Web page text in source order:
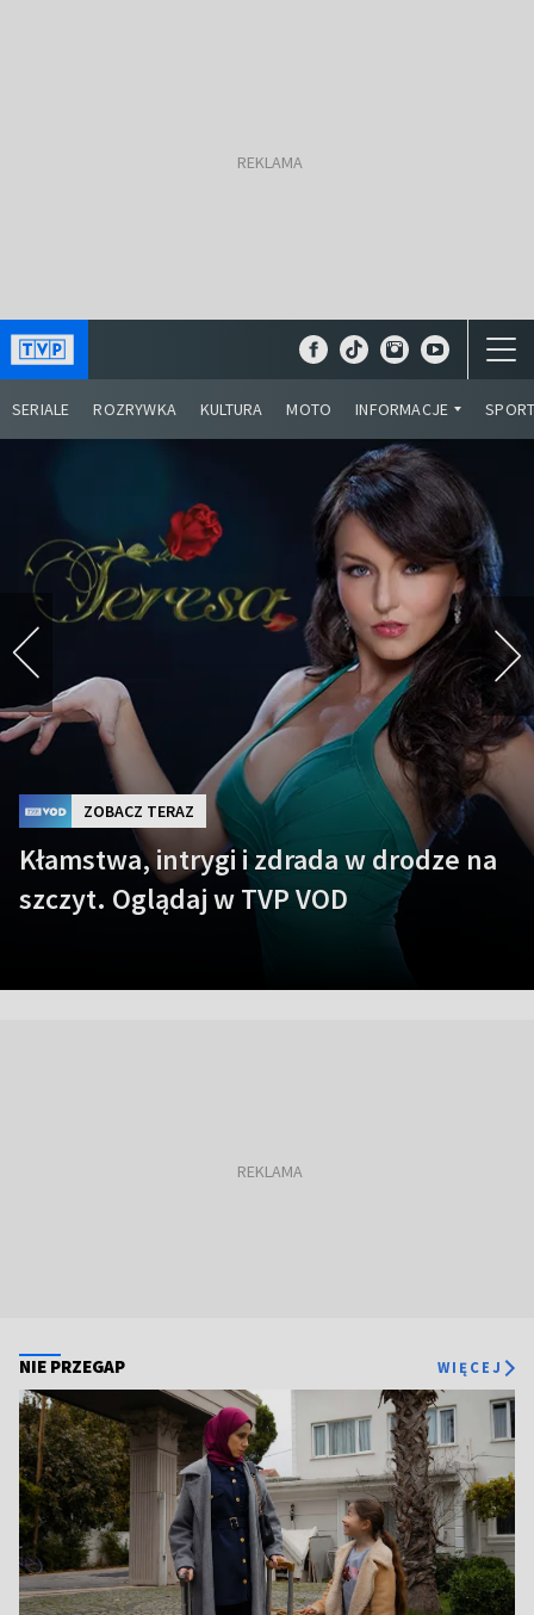
SERIALE ROZRYWKA KULTURA MOTO INFORMACJE
ZOBACZ TERAZ
Kłamstwa, intrygi i zdrada w drodze na
szczyt. Oglądaj w TVP VOD
NIE PRZEGAP WIĘCEJ